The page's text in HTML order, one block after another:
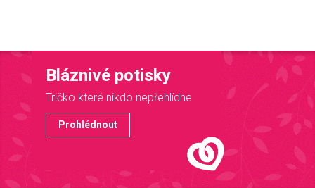
Bláznivé potisky
Tričko které nikdo nepřehlídne
Prohlédnout